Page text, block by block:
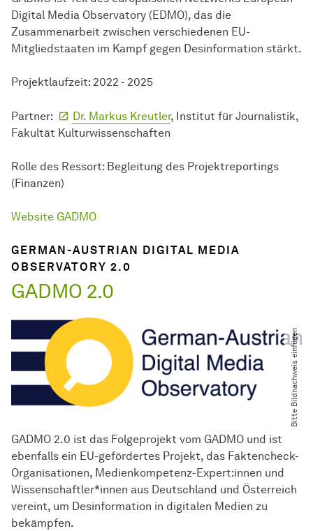
Digital Media Observatory (EDMO), das die
Zusammenarbeit zwischen verschiedenen EU-
Mitgliedstaaten im Kampf gegen Desinformation stärkt.
Projektlaufzeit: 2022 - 2025
Partner: Dr. Markus Kreutler, Institut für Journalistik,
Fakultät Kulturwissenschaften
Rolle des Ressort: Begleitung des Projektreportings
(Finanzen)
Website GADMO
GERMAN-AUSTRIAN DIGITAL MEDIA
OBSERVATORY 2.0
GADMO 2.0
GADMO 2.0 ist das Folgeprojekt vom GADMO und ist
ebenfalls ein EU-gefördertes Projekt, das Faktencheck-
Organisationen, Medienkompetenz-Expert:innen und
Wissenschaftler*innen aus Deutschland und Österreich
vereint, um Desinformation in digitalen Medien zu
bekämpfen.
Bitte Bildnachweis einfügen